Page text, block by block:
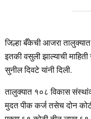
जिल्हा बँकेची आजरा
इतकी वसुली झाल्याची
सुनील दिवटे यांनी दिली.
तालुक्यात १०८ विकास
मुदत पीक कर्ज तसेच दोन